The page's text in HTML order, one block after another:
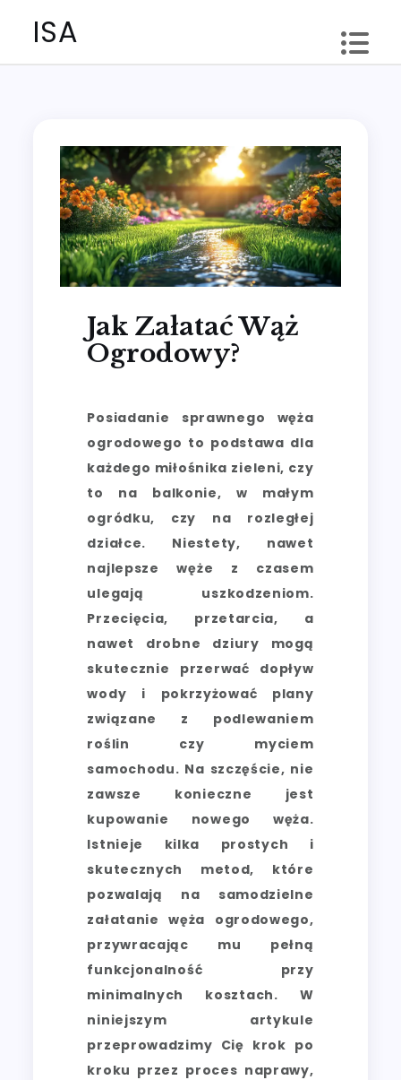
ISA
Jak Załatać Wąż
Ogrodowy?
Posiadanie sprawnego węża
ogrodowego to podstawa dla
każdego miłośnika zieleni, czy
to na balkonie, w małym
ogródku, czy na rozległej
działce. Niestety, nawet
najlepsze węże z czasem
ulegają uszkodzeniom.
Przecięcia, przetarcia, a
nawet drobne dziury mogą
skutecznie przerwać dopływ
wody i pokrzyżować plany
związane z podlewaniem
roślin czy myciem
samochodu. Na szczęście, nie
zawsze konieczne jest
kupowanie nowego węża.
Istnieje kilka prostych i
skutecznych metod, które
pozwalają na samodzielne
załatanie węża ogrodowego,
przywracając mu pełną
funkcjonalność przy
minimalnych kosztach. W
niniejszym artykule
przeprowadzimy Cię krok po
kroku przez proces naprawy,